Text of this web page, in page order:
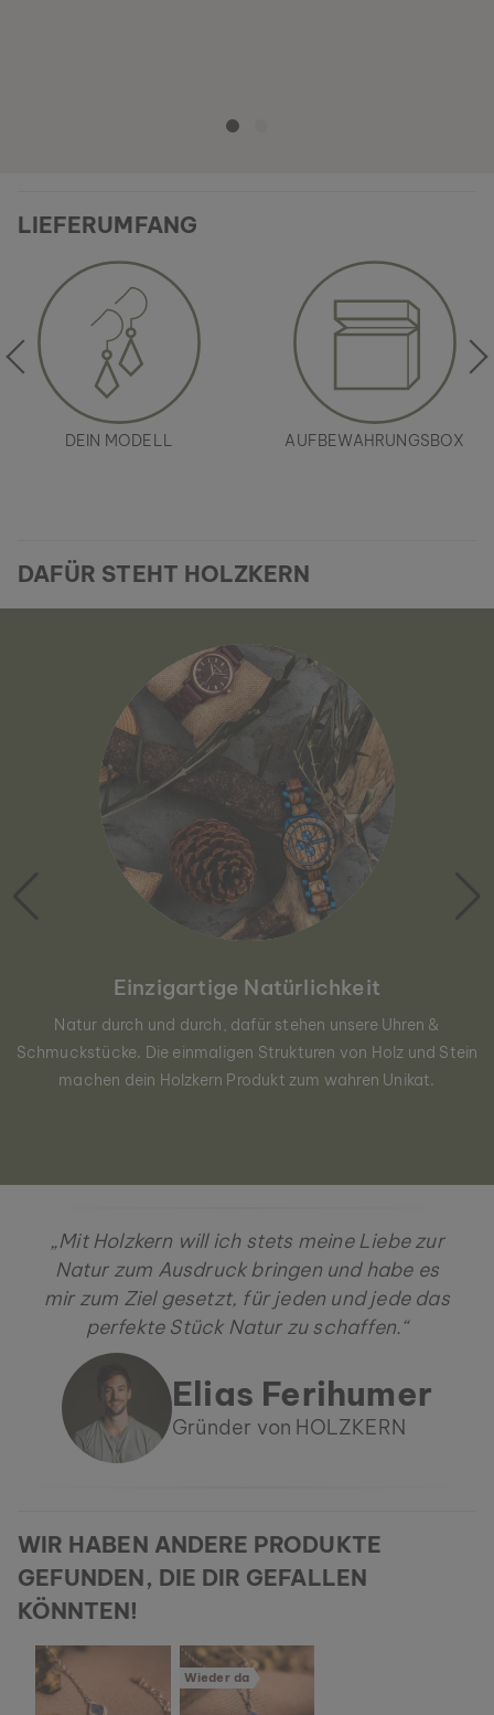
LIEFERUMFANG
DEIN MODELL AUFBEWAHRUNGSBOX
DAFÜR STEHT HOLZKERN
Einzigartige Natürlichkeit
Natur durch und durch, dafür stehen unsere Uhren &
Schmuckstücke. Die einmaligen Strukturen von Holz und Stein
machen dein Holzkern Produkt zum wahren Unikat.
„Mit Holzkern will ich stets meine Liebe zur
Natur zum Ausdruck bringen und habe es
mir zum Ziel gesetzt, für jeden und jede das
perfekte Stück Natur zu schaffen.“
Elias Ferihumer
Gründer von HOLZKERN
WIR HABEN ANDERE PRODUKTE
GEFUNDEN, DIE DIR GEFALLEN
KÖNNTEN!
Wieder da